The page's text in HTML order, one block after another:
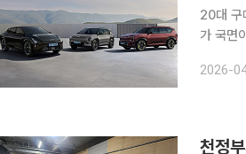
20대 구
가 국면
12일 한
2026-
천정